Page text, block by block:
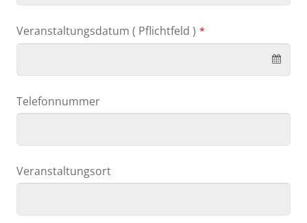
Veranstaltungsdatum ( Pflichtfeld ) *
Telefonnummer
Veranstaltungsort